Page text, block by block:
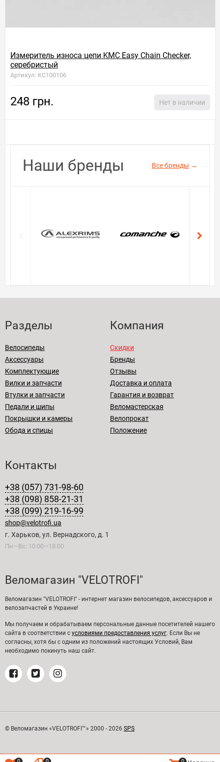
Измеритель износа цепи KMC Easy Chain Checker,
серебристый
Артикул: KC100106
248 грн. Нет в наличии
Наши бренды Все бренды →
Разделы
Велосипеды
Аксессуары
Комплектующие
Вилки и запчасти
Втулки и запчасти
Педали и шипы
Покрышки и камеры
Обода и спицы
Компания
Скидки
Бренды
Отзывы
Доставка и оплата
Гарантия и возврат
Веломастерская
Велопрокат
Положение
Контакты
+38 (057) 731-98-60
+38 (098) 858-21-31
+38 (099) 219-16-99
shop@velotrofi.ua
г. Харьков, ул. Вернадского, д. 1
Пн—Вс: 10:00—18:00
Веломагазин "VELOTROFI"
Веломагазин "VELOTROFI" - интернет магазин велосипедов, аксессуаров и
велозапчастей в Украине!
Мы получаем и обрабатываем персональные данные посетителей нашего
сайта в соответствии с условиями предоставления услуг. Если Вы не
согласны, хотя бы с одним из положений настоящих Условий, Вам
необходимо покинуть наш сайт.
© Веломагазин «VELOTROFI™» 2000 - 2026 SPS